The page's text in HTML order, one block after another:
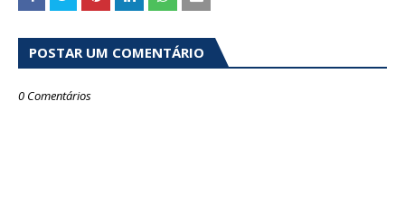
POSTAR UM COMENTÁRIO
0 Comentários